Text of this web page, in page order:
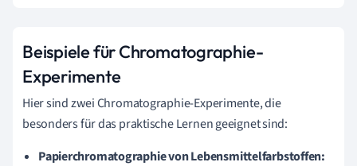
Beispiele für Chromatographie-
Experimente
Hier sind zwei Chromatographie-Experimente, die
besonders für das praktische Lernen geeignet sind:
Papierchromatographie von Lebensmittelfarbstoffen: